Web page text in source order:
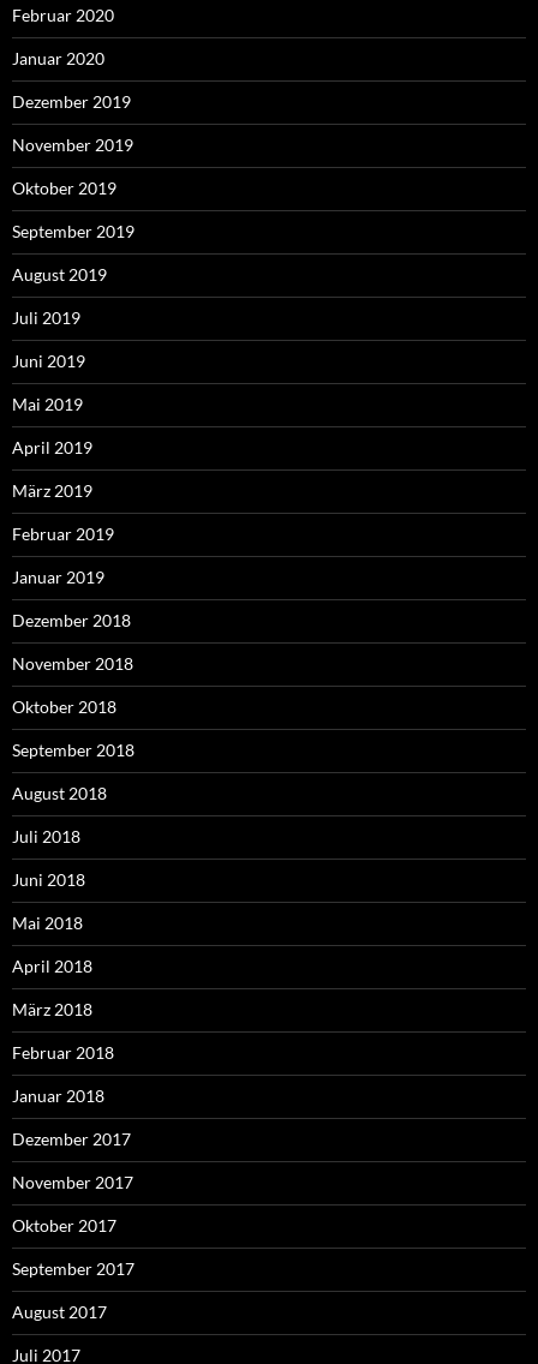
Februar 2020
Januar 2020
Dezember 2019
November 2019
Oktober 2019
September 2019
August 2019
Juli 2019
Juni 2019
Mai 2019
April 2019
März 2019
Februar 2019
Januar 2019
Dezember 2018
November 2018
Oktober 2018
September 2018
August 2018
Juli 2018
Juni 2018
Mai 2018
April 2018
März 2018
Februar 2018
Januar 2018
Dezember 2017
November 2017
Oktober 2017
September 2017
August 2017
Juli 2017